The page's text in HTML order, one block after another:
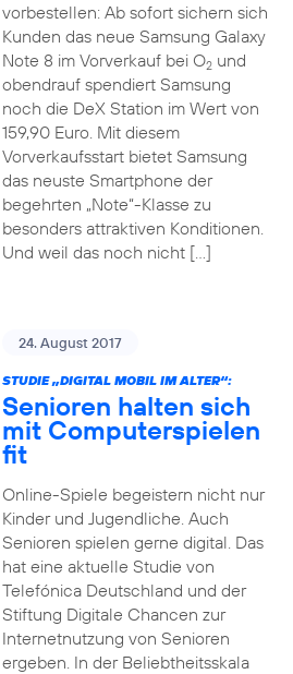
vorbestellen: Ab sofort sichern sich
Kunden das neue Samsung Galaxy
Note 8 im Vorverkauf bei O2und
obendrauf spendiert Samsung
noch die DeX Station im Wert von
159,90 Euro. Mit diesem
Vorverkaufsstart bietet Samsung
das neuste Smartphone der
begehrten „Note“-Klasse zu
besonders attraktiven Konditionen.
Und weil das noch nicht […]
24. August 2017
STUDIE „DIGITAL MOBIL IM ALTER“:
Senioren halten sich
mit Computerspielen
fit
Online-Spiele begeistern nicht nur
Kinder und Jugendliche. Auch
Senioren spielen gerne digital. Das
hat eine aktuelle Studie von
Telefónica Deutschland und der
Stiftung Digitale Chancen zur
Internetnutzung von Senioren
ergeben. In der Beliebtheitsskala